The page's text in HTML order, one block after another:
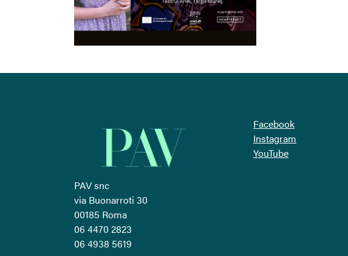
PAV snc
via Buonarroti 30
00185 Roma
06 4470 2823
06 4938 5619
Facebook
Instagram
YouTube